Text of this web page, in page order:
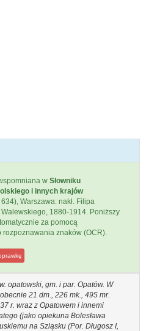
w Słowniku
i innych krajów
Warszawa: nakł. Filipa
Walewskiego, 1880-1914. Poniższy
za pomocą
znaków (OCR).
opatowski, gm. i par. Opatów. W
21 dm., 226 mk., 495 mr.
r. wraz z Opatowem i innemi
(jako opiekuna Bolesława
na Szląsku (Por. Długosz I,